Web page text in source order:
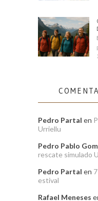
Pedro Partal en
Urriellu
Pedro Pablo
rescate simulado
Pedro Partal en
estival
Rafael Meneses